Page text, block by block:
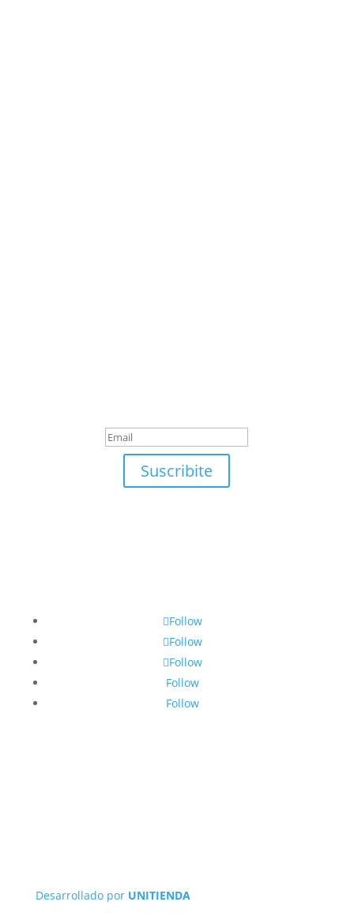
Suscribite
Follow
Follow
Follow
Follow
Follow
Desarrollado por UNITIENDA